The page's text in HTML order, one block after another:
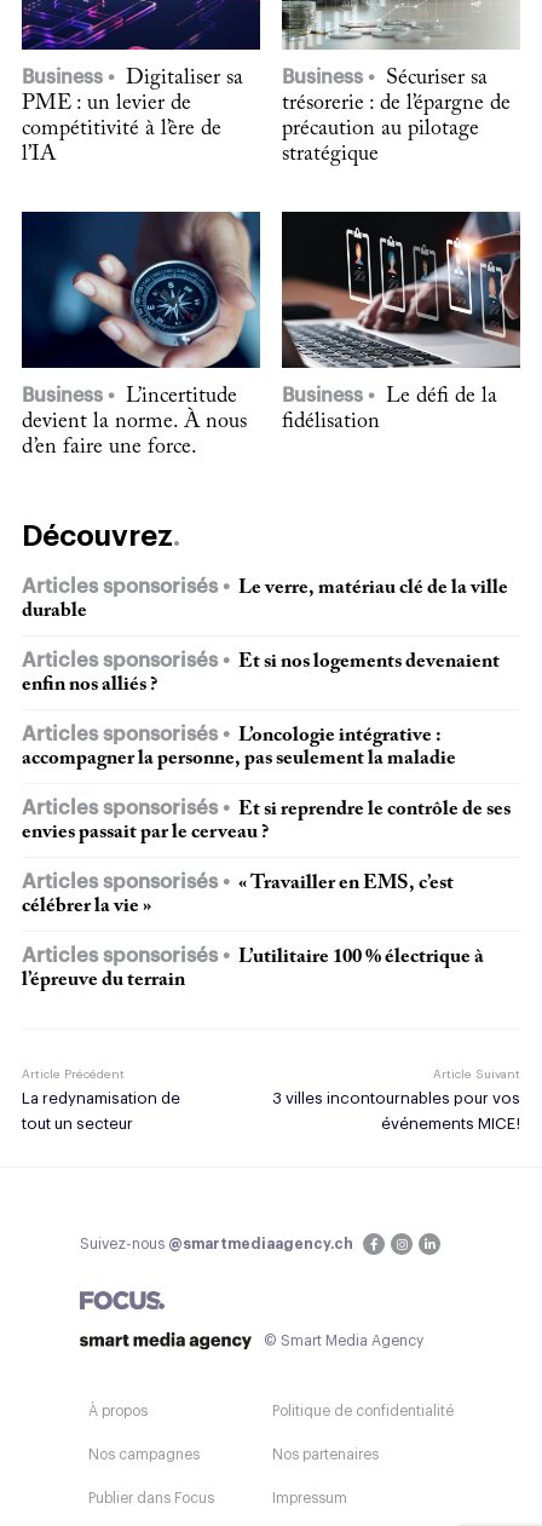
Business
Digitaliser sa
PME : un levier de
compétitivité à l’ère de
l’IA
Business
Sécuriser sa
trésorerie : de l’épargne de
précaution au pilotage
stratégique
Business
L’incertitude
devient la norme. À nous
d’en faire une force.
Business
Le défi de la
fidélisation
Découvrez
Articles sponsorisés
Le verre, matériau clé de la ville
durable
Articles sponsorisés
Et si nos logements devenaient
enfin nos alliés ?
Articles sponsorisés
L’oncologie intégrative :
accompagner la personne, pas seulement la maladie
Articles sponsorisés
Et si reprendre le contrôle de ses
envies passait par le cerveau ?
Articles sponsorisés
« Travailler en EMS, c’est
célébrer la vie »
Articles sponsorisés
L’utilitaire 100 % électrique à
l’épreuve du terrain
Article Précédent
La redynamisation de
tout un secteur
Article Suivant
3 villes incontournables pour vos
événements MICE !
Suivez-nous @smartmediaagency.ch
© Smart Media Agency
À propos
Nos campagnes
Publier dans Focus
Politique de confidentialité
Nos partenaires
Impressum